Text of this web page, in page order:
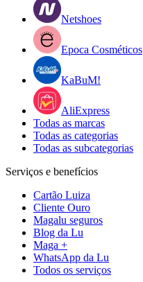
Netshoes
Epoca Cosméticos
KaBuM!
AliExpress
Todas as marcas
Todas as categorias
Todas as subcategorias
Serviços e benefícios
Cartão Luiza
Cliente Ouro
Magalu seguros
Blog da Lu
Maga +
WhatsApp da Lu
Todos os serviços